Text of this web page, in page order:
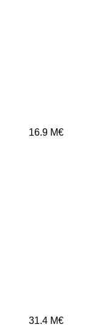
16.9 M€
31.4 M€